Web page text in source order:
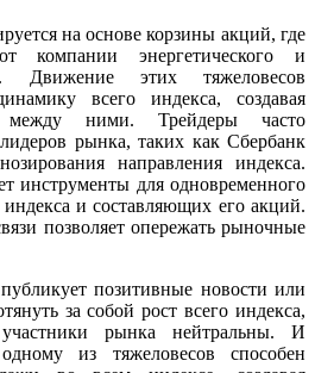
на основе корзины акций, где
компании энергетического и
Движение этих тяжеловесов
всего индекса, создавая
между ними. Трейдеры часто
рынка, таких как Сбербанк
направления индекса.
инструменты для одновременного
и составляющих его акций.
позволяет опережать рыночные
позитивные новости или
за собой рост всего индекса,
рынка нейтральны. И
из тяжеловесов способен